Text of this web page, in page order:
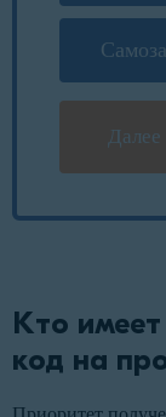
Далее
Кто
код на